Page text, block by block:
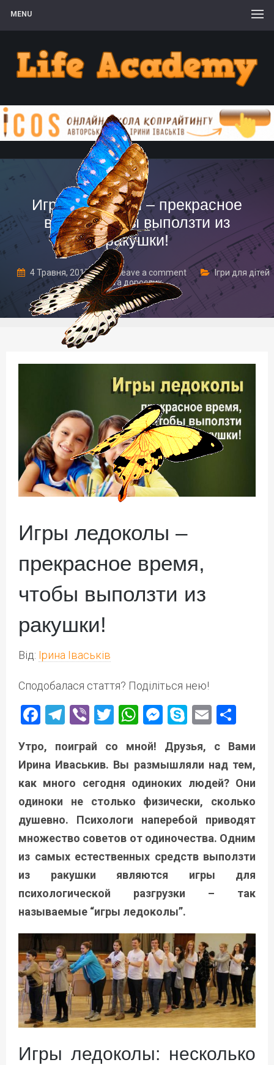
MENU
Игры ледоколы – прекрасное
время, чтобы выползти из
ракушки!
4 Травня, 2017 Leave a comment
Ігри для дітей
та дорослих
Игры ледоколы –
прекрасное время,
чтобы выползти из
ракушки!
Від: Ірина Іваськів
Сподобалася стаття? Поділіться нею!
Facebook
Telegram
ViberTwitter
WhatsApp
Messenger
Skype
Email
Утро, поиграй со мной! Друзья, с Вами
Ирина Иваськив. Вы размышляли над тем,
как много сегодня одиноких людей? Они
одиноки не столько физически, сколько
душевно. Психологи наперебой приводят
множество советов от одиночества. Одним
из самых естественных средств выползти
из ракушки являются игры для
психологической разгрузки – так
называемые “игры ледоколы”.
Игры ледоколы: несколько